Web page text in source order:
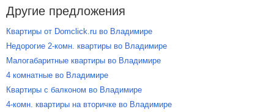
Другие предложения
Квартиры от Domclick.ru во Владимире
Недорогие 2-комн. квартиры во Владимире
Малогабаритные квартиры во Владимире
4 комнатные во Владимире
Квартиры с балконом во Владимире
4-комн. квартиры на вторичке во Владимире